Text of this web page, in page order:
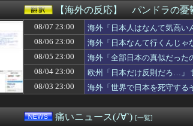
【衝撃】一ノ瀬美空、地元の同級生の友達
ポール・スキーンズ(24) 9勝10敗 防御率
私「彼氏に殴られました…」医者「どうし
日本赤十字社、韓国の緊急要請に応じ超希
【朗報】ダレノガレ明美さん、7種類の炊
【悲報】ワイ、軽貨物ドライバーという職
日本人はBYDの軽EV「ラッコ」をどう見
令和8年8月8日 末広がり「888」の日に全
娘が某アニメのキャラにハマって推し活し
【海外の反応】スクーバルが古巣タイガー
江口寿史が炎上を経て語る「自分の絵ごと
【海外の反応】 パンドラの憂
08/07 23:00
海外「日本人はなんて気高い
08/06 23:00
海外「日本なんて行くんじ
08/05 23:00
海外「全部日本の真似だった
08/04 23:00
欧州「日本だけ反則だろ…」
08/03 23:00
海外「世界で日本を死守する
痛いニュース(ﾉ∀`) [一覧]